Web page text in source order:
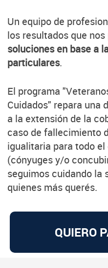
Un equipo de
los resultados que
soluciones en base a
particulares.
El programa
Cuidados" repara una
a la extensión de la
caso de fallecimiento
igualitaria para todo
(cónyuges y/o
seguimos cuidando la
quienes más querés.
QUIERO